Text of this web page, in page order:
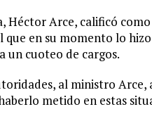
Héctor Arce, calificó
en su momento lo
un cuoteo de cargos.
al ministro
metido en estas